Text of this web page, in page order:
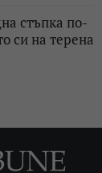
стъпка по-
си на терена